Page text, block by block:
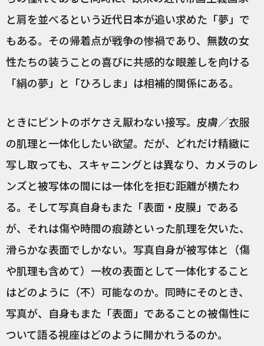
と肩を並べるという近代日本が追い求めた「夢」で
もある。その帰着点が戦争の惨禍であり、無数の女
性たちの装うことの喜びに共感的な眼差しを向ける
「絹の夢」と「ひろしま」は相補的関係にある。
ときにピントのボケさえ厭わない接写。皮膚／衣服
の肌理と一体化したい欲望。だが、どれだけ精緻に
写し取っても、スキャニングとは異なり、カメラのレ
ンズと被写体の間には一体化を拒む距離が横たわ
る。そして写真自身もまた「表面・皮膜」である
が、それは傷や時間の痕跡といった肌理を欠いた、
滑らかな表面でしかない。写真自身が被写体と（傷
や肌理も含めて）一枚の表面として一体化すること
はどのように（不）可能なのか。同時にそのとき、
写真が、自身もまた「表面」であることの被傷性に
ついて語る視座はどのように開かれうるのか。